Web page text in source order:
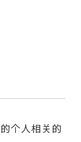
个人相关的